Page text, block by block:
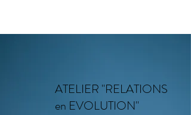
ATELIER "RELATIONS
en EVOLUTION"